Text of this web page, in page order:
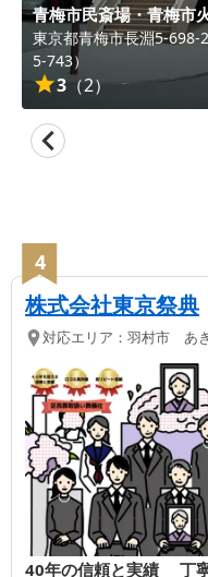
青梅市民斎場・青梅市
東京都青梅市長淵5-698-
5-743）
3 （2）
4
株式会社東京祭典
対応エリア： 羽村市 あ
40年の信頼と実績 丁